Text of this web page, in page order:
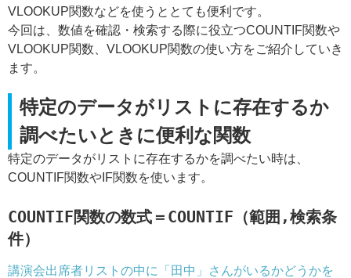
VLOOKUP関数などを使うととても便利です。
今回は、数値を確認・検索する際に役立つCOUNTIF関数や
VLOOKUP関数、VLOOKUP関数の使い方をご紹介していき
ます。
特定のデータがリストに存在するか
調べたいときに便利な関数
特定のデータがリストに存在するかを調べたい時は、
COUNTIF関数やIF関数を使います。
COUNTIF関数の数式＝COUNTIF（範囲,検索条
件）
講演会出席者リストの中に「田中」さんがいるかどうかを